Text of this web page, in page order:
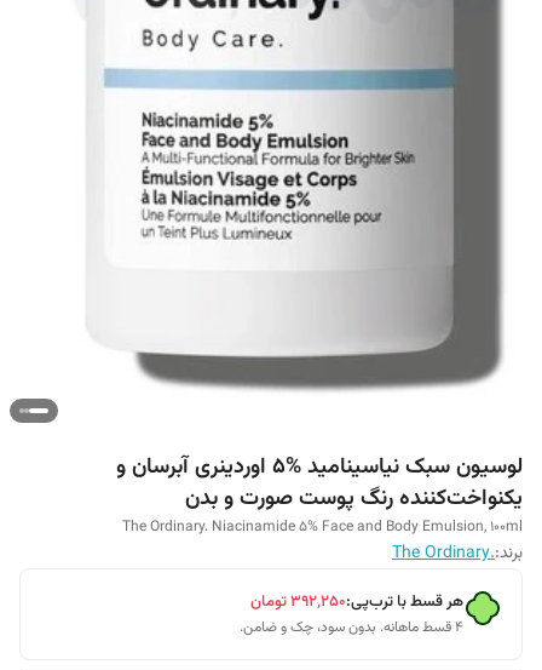
لوسیون سبک نیاسینامید %5 اوردینری آبرسان و
یکنواخت‌کننده رنگ پوست صورت و بدن
The Ordinary. Niacinamide 5% Face and Body Emulsion, 100ml
برند:.The Ordinary
هر قسط با ترب‌پی:۳۹۲٬۲۵۰تومان
۴ قسط ماهانه. بدون سود، چک و ضامن.